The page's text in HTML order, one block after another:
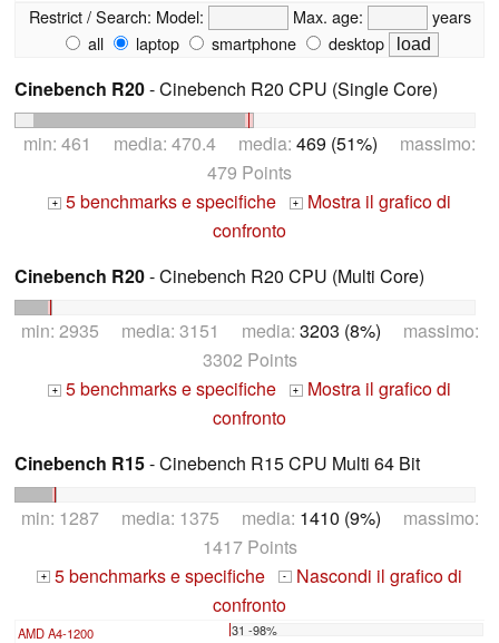
Restrict / Search: Model: Max. age:
years
all
laptop smartphone desktop
Cinebench R20- Cinebench R20 CPU (Single Core)
min: 461 media: 470.4 media: 469 (51%) massimo:
479 Points
+ 5 benchmarks e specifiche + Mostra il grafico di
confronto
Cinebench R20- Cinebench R20 CPU (Multi Core)
min: 2935 media: 3151 media: 3203 (8%) massimo:
3302 Points
+ 5 benchmarks e specifiche + Mostra il grafico di
confronto
Cinebench R15- Cinebench R15 CPU Multi 64 Bit
min: 1287 media: 1375 media: 1410 (9%) massimo:
1417 Points
+ 5 benchmarks e specifiche - Nascondi il grafico di
confronto
AMD A4-1200 31 -98%